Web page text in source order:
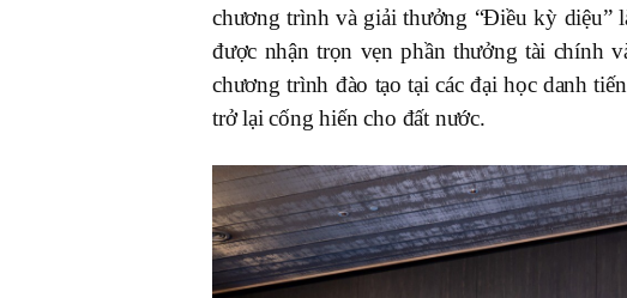
chương trình và giải thưởng “Điều kỳ diệu”
được nhận trọn vẹn phần thưởng tài chính
chương trình đào tạo tại các đại học danh
trở lại cống hiến cho đất nước.